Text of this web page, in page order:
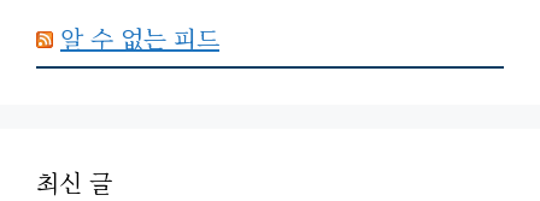
알 수 없는 피드
최신 글